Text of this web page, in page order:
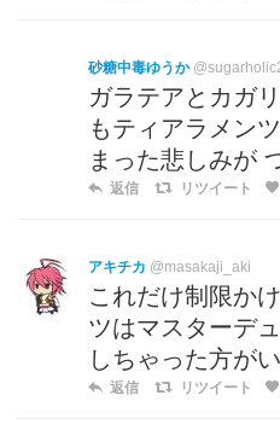
砂糖中毒ゆうか
ガラテアとカガ
もティアラメン
まった悲しみが
返信 リツイート
アキチカ @masakaji_aki
これだけ制限か
ツはマスターデ
しちゃった方が
返信 リツイート